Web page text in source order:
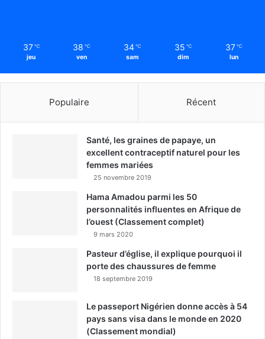
37 ℃
jeu
38 ℃
ven
34 ℃
sam
35 ℃
dim
37 ℃
lun
Populaire Récent
Santé, les graines de papaye, un
excellent contraceptif naturel pour les
femmes mariées
25 novembre 2019
Hama Amadou parmi les 50
personnalités influentes en Afrique de
l’ouest (Classement complet)
9 mars 2020
Pasteur d’église, il explique pourquoi il
porte des chaussures de femme
18 septembre 2019
Le passeport Nigérien donne accès à 54
pays sans visa dans le monde en 2020
(Classement mondial)